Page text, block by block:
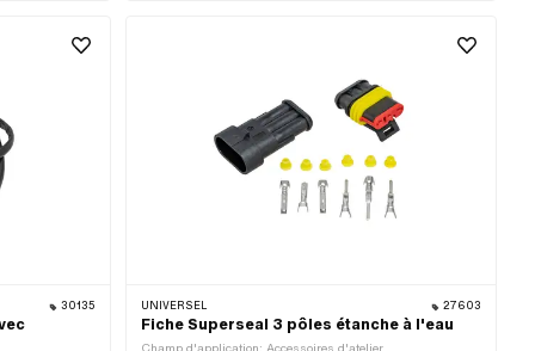
30135 UNIVERSEL 27603
Fiche Superseal 3 pôles étanche à l'eau